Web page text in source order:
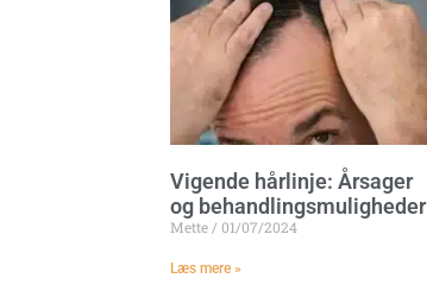
Vigende hårlinje: Årsager
og behandlingsmuligheder
Mette 01/07/2024
Læs mere »